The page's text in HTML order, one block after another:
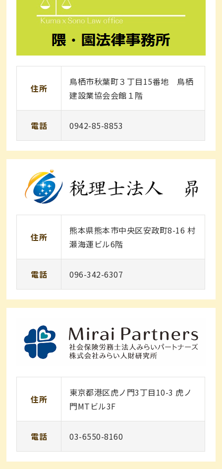
住所
鳥栖市秋葉町３丁目15番地 鳥栖
建設業協会会館１階
電話 0942-85-8853
住所
熊本県熊本市中央区安政町8-16 村
瀬海運ビル6階
電話 096-342-6307
住所
東京都港区虎ノ門3丁目10-3 虎ノ
門MTビル3F
電話 03-6550-8160